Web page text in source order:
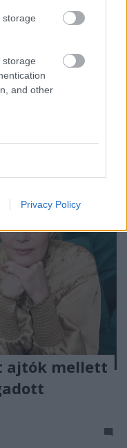
storage
storage
and other
Privacy Policy
határon,
és már
magas művészi
ajtók mellett